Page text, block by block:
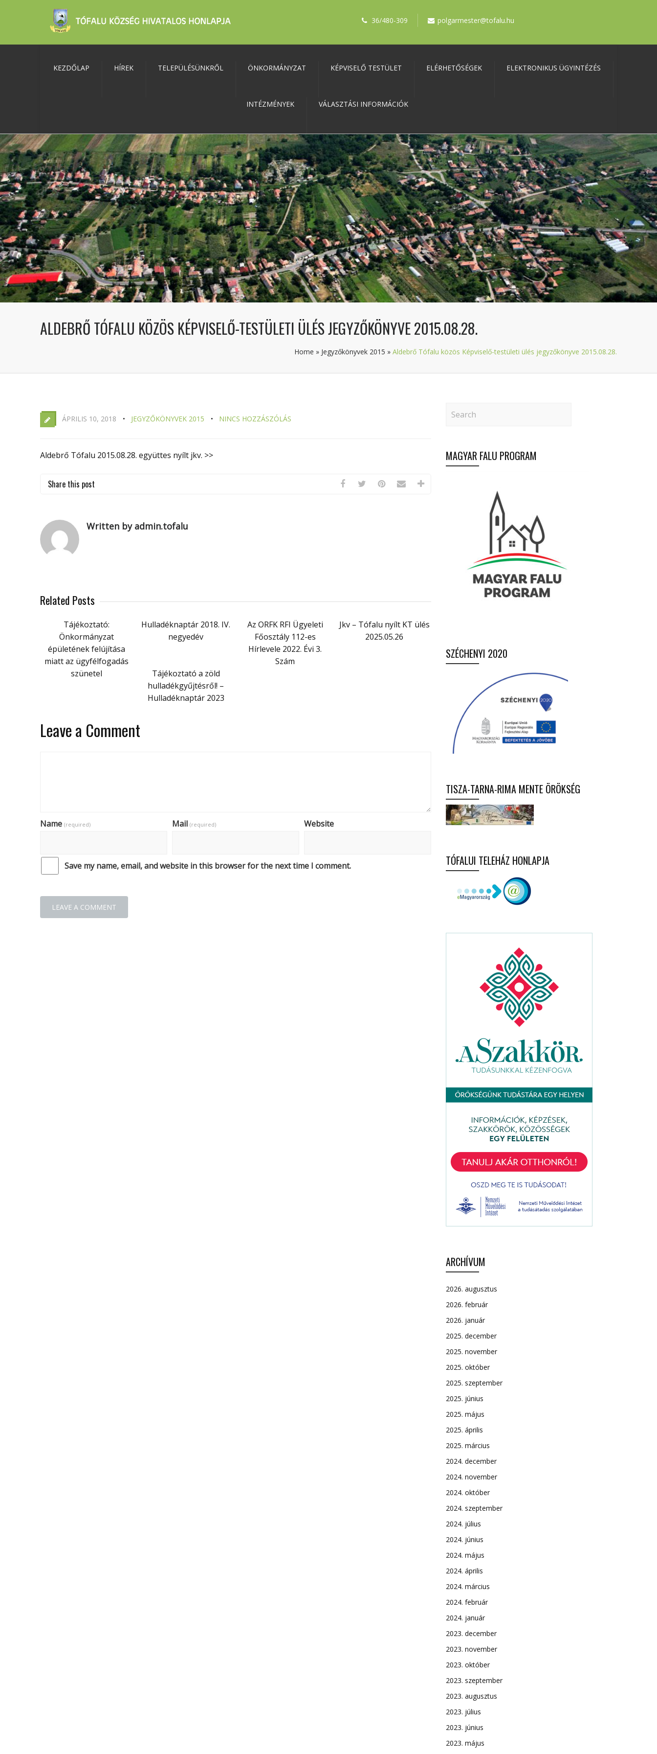
36/480-309 polgarmester@tofalu.hu
KEZDŐLAP HÍREK TELEPÜLÉSÜNKRŐL ÖNKORMÁNYZAT KÉPVISELŐ TESTÜLET ELÉRHETŐSÉGEK ELEKTRONIKUS ÜGYINTÉZÉS
INTÉZMÉNYEK VÁLASZTÁSI INFORMÁCIÓK
ALDEBRŐ TÓFALU KÖZÖS KÉPVISELŐ-TESTÜLETI ÜLÉS JEGYZŐKÖNYVE 2015.08.28.
Home » Jegyzőkönyvek 2015 » Aldebrő Tófalu közös Képviselő-testületi ülés jegyzőkönyve 2015.08.28.
ÁPRILIS 10, 2018 JEGYZŐKÖNYVEK 2015 NINCS HOZZÁSZÓLÁS
Aldebrő Tófalu 2015.08.28. együttes nyílt jkv. >>
Share this post
Written by admin.tofalu
Related Posts
Tájékoztató:
Önkormányzat
épületének felújítása
miatt az ügyfélfogadás
szünetel
Hulladéknaptár 2018. IV.
negyedév
Az ORFK RFI Ügyeleti
Főosztály 112-es
Hírlevele 2022. Évi 3.
Szám
Jkv – Tófalu nyílt KT ülés
2025.05.26
Tájékoztató a zöld
hulladékgyűjtésről! –
Hulladéknaptár 2023
Leave a Comment
Name (required) Mail (required) Website
Save my name, email, and website in this browser for the next time I comment.
MAGYAR FALU PROGRAM
SZÉCHENYI 2020
TISZA-TARNA-RIMA MENTE ÖRÖKSÉG
TÓFALUI TELEHÁZ HONLAPJA
ARCHÍVUM
2026. augusztus
2026. február
2026. január
2025. december
2025. november
2025. október
2025. szeptember
2025. június
2025. május
2025. április
2025. március
2024. december
2024. november
2024. október
2024. szeptember
2024. július
2024. június
2024. május
2024. április
2024. március
2024. február
2024. január
2023. december
2023. november
2023. október
2023. szeptember
2023. augusztus
2023. július
2023. június
2023. május